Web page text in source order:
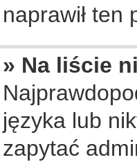
naprawił ten
» Na liście
języka lub
zapytać